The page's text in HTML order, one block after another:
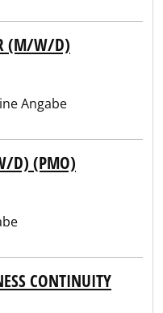
(M/W/D)
Angabe
D) (PMO)
CONTINUITY